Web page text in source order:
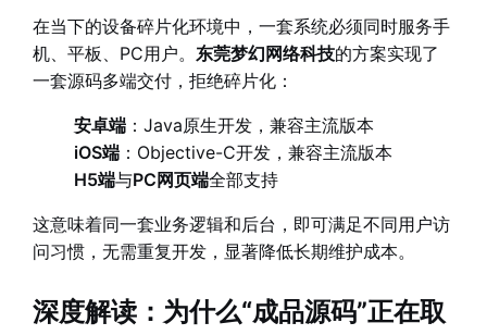
在当下的设备碎片化环境中，一套系统必须同时服务手
机、平板、PC用户。 东莞梦幻网络科技的方案实现了
一套源码多端交付，拒绝碎片化：
安卓端 ：Java原生开发，兼容主流版本
iOS端 ：Objective-C开发，兼容主流版本
H5端与PC网页端全部支持
这意味着同一套业务逻辑和后台，即可满足不同用户访
问习惯，无需重复开发，显著降低长期维护成本。
深度解读：为什么“成品源码”正在取